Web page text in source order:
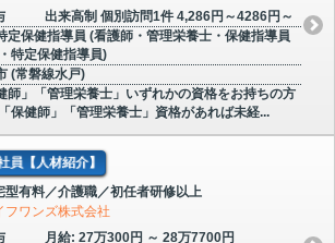
出来高制 個別訪問1件 4,286円～4286円～
定保健指導員 (看護師・管理栄養士・保健指導員
特定保健指導員)
(常磐線水戸)
」「管理栄養士」いずれかの資格をお持ちの方
健師」「管理栄養士」資格があれば未経...
員【人材紹介】
型有料／介護職／初任者研修以上
フワンズ株式会社
月給: 27万300円 ～ 28万7700円